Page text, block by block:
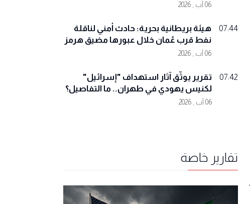
06 آب , 2026
07:44
هيئة بريطانية بحرية: حادث أمني لناقلة
نفط قرب عُمان خلال عبورها مضيق هرمز
06 آب , 2026
07:42
تقرير يوثّق آثار استهداف "إسرائيل"
لكنيس يهودي في طهران.. ما التفاصيل؟
06 آب , 2026
تقارير خاصة